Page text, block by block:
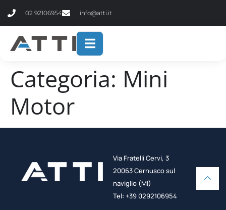
02 92106954 info@atti.it
Categoria: Mini
Motor
Via Fratelli Cervi, 3
20063 Cernusco sul
naviglio (MI)
Tel: +39 0292106954